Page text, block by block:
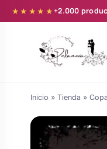
★★★★★+2.000
Inicio » Tienda »